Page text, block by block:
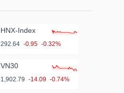
HNX-Index
292.64 -0.95 -0.32%
VN30
1,902.79 -14.09 -0.74%